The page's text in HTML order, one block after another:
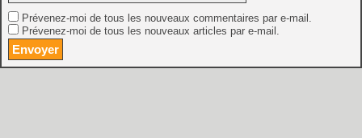
Prévenez-moi de tous les nouveaux commentaires par e-mail.
Prévenez-moi de tous les nouveaux articles par e-mail.